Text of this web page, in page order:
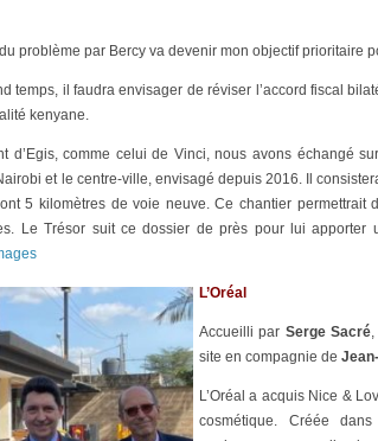
problème par Bercy va devenir mon objectif prioritaire
temps, il faudra envisager de réviser l’accord fiscal
kenyane.
d’Egis, comme celui de Vinci, nous avons échangé
et le centre-ville, envisagé depuis 2016. Il
5 kilomètres de voie neuve. Ce chantier permettrait
Le Trésor suit ce dossier de près pour lui apporter
L’Oréal
Accueilli par Serge Sacré,
site en compagnie de
L’Oréal a acquis Nice &
cosmétique. Créée